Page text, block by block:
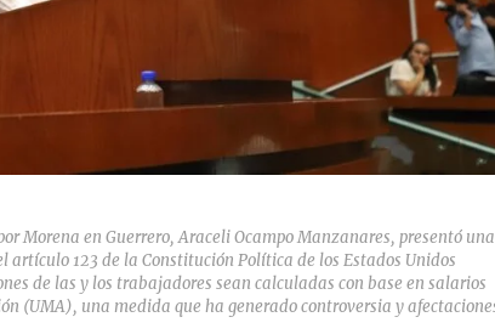
Morena en Guerrero, Araceli Ocampo Manzanares, presentó una
123 de la Constitución Política de los Estados Unidos
de las y los trabajadores sean calculadas con base en salarios
(UMA), una medida que ha generado controversia y